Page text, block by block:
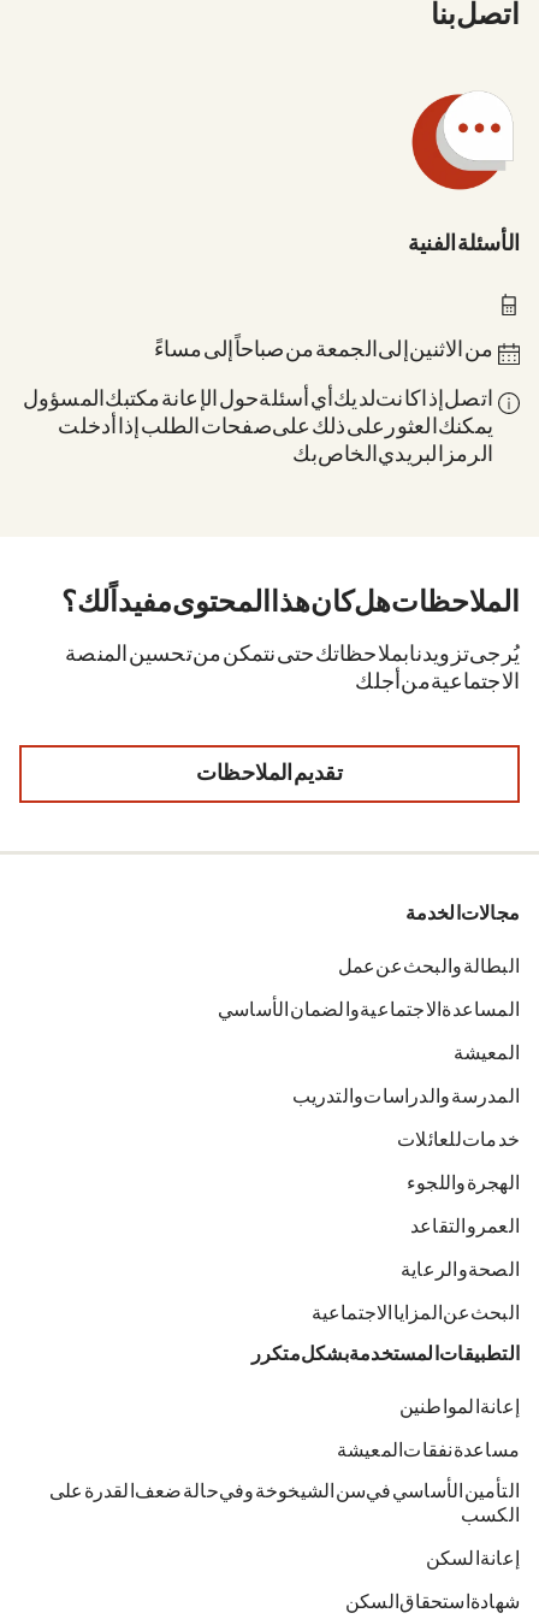
اتصل بنا
الأسئلة الفنية
من الاثنين إلى الجمعة من 8 صباحاً إلى 6 مساءً
اتصل إذا كانت لديك أي أسئلة حول الإعانة: مكتبك المسؤول.
يمكنك العثور على ذلك على صفحات الطلب إذا أدخلت
الرمز البريدي الخاص بك.
الملاحظات. هل كان هذا المحتوى مفيداً لك؟
يُرجى تزويدنا بملاحظاتك حتى نتمكن من تحسين المنصة
الاجتماعية من أجلك.
تقديم الملاحظات
مجالات الخدمة
البطالة والبحث عن عمل
المساعدة الاجتماعية والضمان الأساسي
المعيشة
المدرسة والدراسات والتدريب
خدمات للعائلات
الهجرة واللجوء
العمر والتقاعد
الصحة والرعاية
البحث عن المزايا الاجتماعية
التطبيقات المستخدمة بشكل متكرر
إعانة المواطنين
مساعدة نفقات المعيشة
التأمين الأساسي في سن الشيخوخة وفي حالة ضعف القدرة على
الكسب
إعانة السكن
شهادة استحقاق السكن